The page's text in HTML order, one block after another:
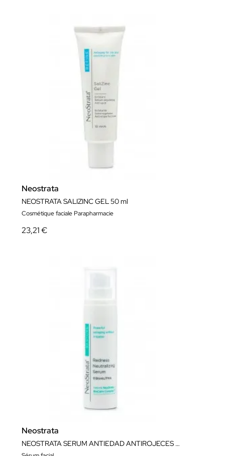
Neostrata
NEOSTRATA SALIZINC GEL 50 ml
Cosmétique faciale Parapharmacie
23,21 €
Neostrata
NEOSTRATA SERUM ANTIEDAD ANTIROJECES 29g